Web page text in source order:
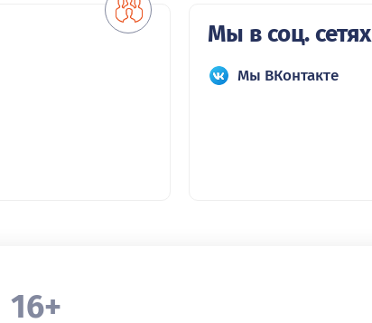
Мы в соц. сетях
Мы ВКонтакте
16+